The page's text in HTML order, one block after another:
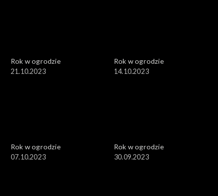
Rok w ogrodzie
21.10.2023
Rok w ogrodzie
14.10.2023
Rok w ogrodzie
07.10.2023
Rok w ogrodzie
30.09.2023